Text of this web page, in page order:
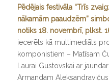
Pēdējais festivāla “Trīs
nākamām paaudzēm”
notiks 18. novembrī, plkst.
iecerēts kā multimediāls
komponistiem – Matīsam
Laurai Gustovskai ar
Armandam